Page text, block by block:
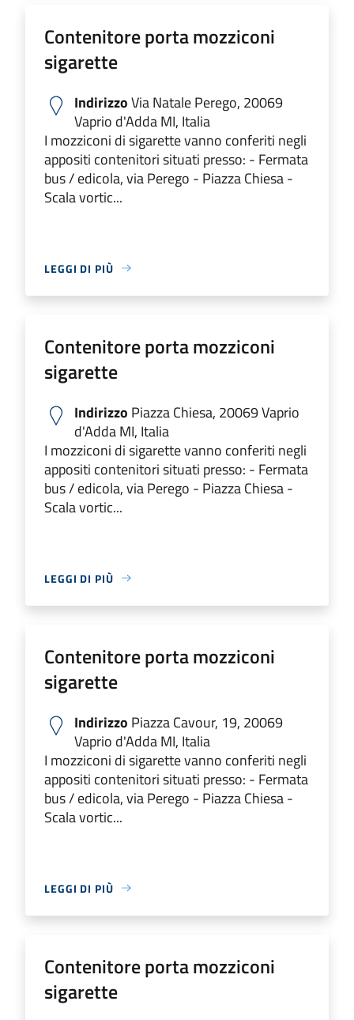
Contenitore porta mozziconi
sigarette
IndirizzoVia Natale Perego, 20069
Vaprio d'Adda MI, Italia
I mozziconi di sigarette vanno conferiti negli
appositi contenitori situati presso: - Fermata
bus / edicola, via Perego - Piazza Chiesa -
Scala vortic...
LEGGI DI PIÙ
Contenitore porta mozziconi
sigarette
Indirizzo Piazza Chiesa, 20069 Vaprio
d'Adda MI, Italia
I mozziconi di sigarette vanno conferiti negli
appositi contenitori situati presso: - Fermata
bus / edicola, via Perego - Piazza Chiesa -
Scala vortic...
LEGGI DI PIÙ
Contenitore porta mozziconi
sigarette
Indirizzo Piazza Cavour, 19, 20069
Vaprio d'Adda MI, Italia
I mozziconi di sigarette vanno conferiti negli
appositi contenitori situati presso: - Fermata
bus / edicola, via Perego - Piazza Chiesa -
Scala vortic...
LEGGI DI PIÙ
Contenitore porta mozziconi
sigarette